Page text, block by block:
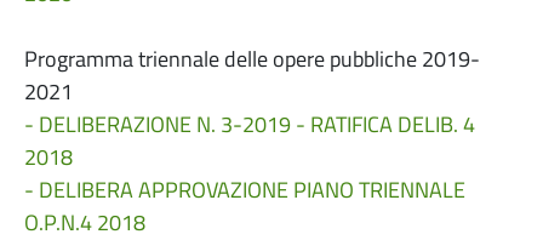
Programma triennale delle opere pubbliche 2019-
2021
- DELIBERAZIONE N. 3-2019 - RATIFICA DELIB. 4
2018
- DELIBERA APPROVAZIONE PIANO TRIENNALE
O.P.N.4 2018